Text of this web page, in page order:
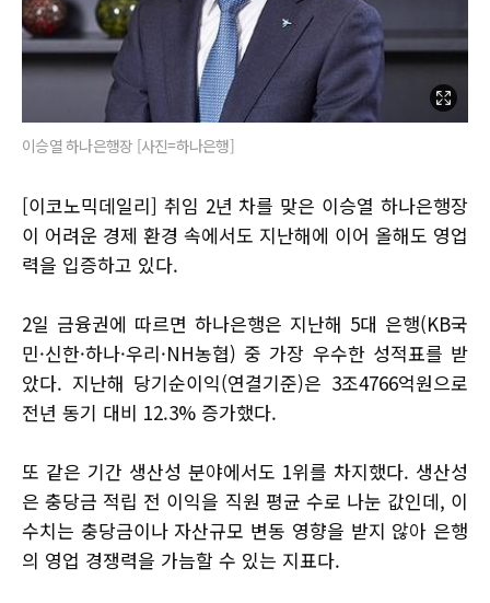
이승열 하나은행장 [사진=하나은행]
[이코노믹데일리] 취임 2년 차를 맞은 이승열 하나은행장
이 어려운 경제 환경 속에서도 지난해에 이어 올해도 영업
력을 입증하고 있다.
2일 금융권에 따르면 하나은행은 지난해 5대 은행(KB국
민·신한·하나·우리·NH농협) 중 가장 우수한 성적표를 받
았다. 지난해 당기순이익(연결기준)은 3조4766억원으로
전년 동기 대비 12.3% 증가했다.
또 같은 기간 생산성 분야에서도 1위를 차지했다. 생산성
은 충당금 적립 전 이익을 직원 평균 수로 나눈 값인데, 이
수치는 충당금이나 자산규모 변동 영향을 받지 않아 은행
의 영업 경쟁력을 가늠할 수 있는 지표다.